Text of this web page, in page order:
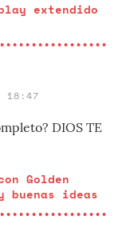
extendido
18:47
DIOS TE
Golden
buenas ideas